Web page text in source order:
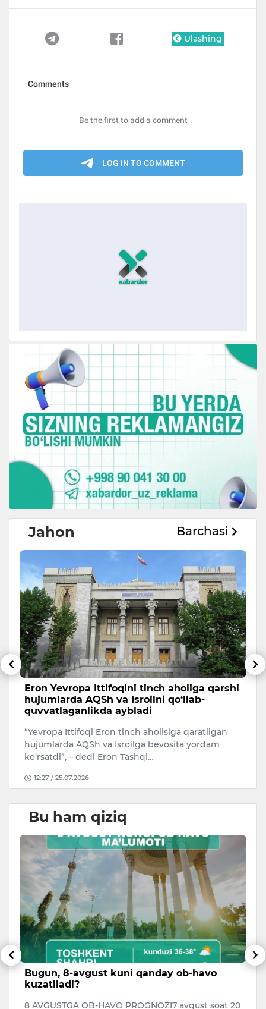
Ulashing
Jahon Barchasi
Eron Yevropa Ittifoqini tinch aholiga qarshi
hujumlarda AQSh va Isroilni qo‘llab-
quvvatlaganlikda aybladi
“Yevropa Ittifoqi Eron tinch aholisiga qaratilgan
hujumlarda AQSh va Isroilga bevosita yordam
ko‘rsatdi”, – dedi Eron Tashqi…
12:27 / 25.07.2026
Bu ham qiziq
Bugun, 8-avgust kuni qanday ob-havo
kuzatiladi?
8 AVGUSTGA OB-HAVO PROGNOZI7 avgust soat 20